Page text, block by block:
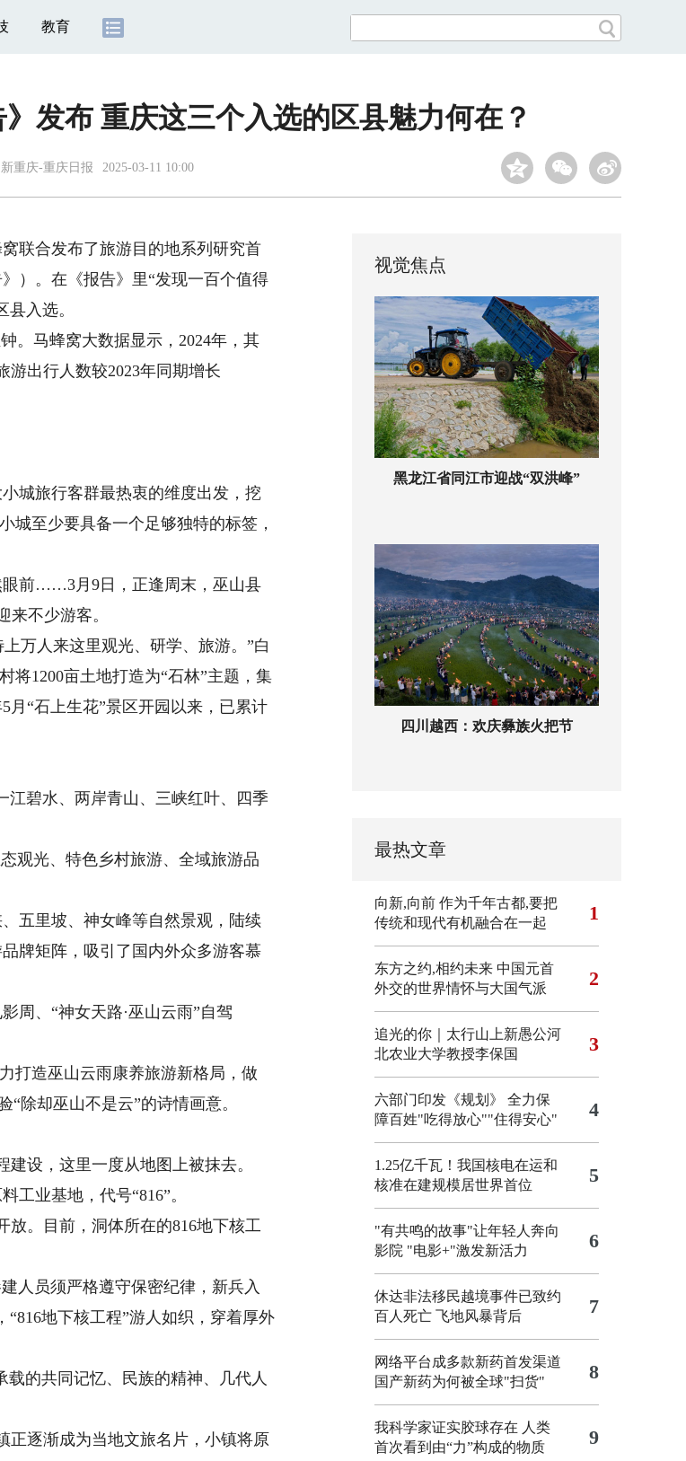
教育
发布 重庆这三个入选的区县魅力何在？
新重庆-重庆日报 2025-03-11 10:00
联合发布了旅游目的地系列研究首
）。在《报告》里“发现一百个值得
入选。
马蜂窝大数据显示，2024年，其
游出行人数较2023年同期增长
城旅行客群最热衷的维度出发，挖
城至少要具备一个足够独特的标签，
前……3月9日，正逢周末，巫山县
来不少游客。
万人来这里观光、研学、旅游。”白
将1200亩土地打造为“石林”主题，集
月“石上生花”景区开园以来，已累计
碧水、两岸青山、三峡红叶、四季
观光、特色乡村旅游、全域旅游品
五里坡、神女峰等自然景观，陆续
牌矩阵，吸引了国内外众多游客慕
、“神女天路·巫山云雨”自驾
造巫山云雨康养旅游新格局，做
“除却巫山不是云”的诗情画意。
设，这里一度从地图上被抹去。
工业基地，代号“816”。
。目前，洞体所在的816地下核工
人员须严格遵守保密纪律，新兵入
地下核工程”游人如织，穿着厚外
的共同记忆、民族的精神、几代人
逐渐成为当地文旅名片，小镇将原
视觉焦点
黑龙江省同江市迎战“双洪峰”
四川越西：欢庆彝族火把节
最热文章
向新,向前 作为千年古都,要把
传统和现代有机融合在一起
1
东方之约,相约未来 中国元首
外交的世界情怀与大国气派
2
追光的你｜太行山上新愚公河
北农业大学教授李保国
3
六部门印发《规划》 全力保
障百姓"吃得放心""住得安心"
4
1.25亿千瓦！我国核电在运和
核准在建规模居世界首位
5
"有共鸣的故事"让年轻人奔向
影院 "电影+"激发新活力 6
休达非法移民越境事件已致约
百人死亡 飞地风暴背后 7
网络平台成多款新药首发渠道
国产新药为何被全球"扫货"
8
我科学家证实胶球存在 人类
首次看到由“力”构成的物质
9